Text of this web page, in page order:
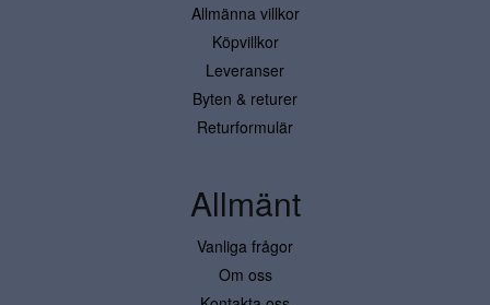
Allmänna villkor
Köpvillkor
Leveranser
Byten & returer
Returformulär
Allmänt
Vanliga frågor
Om oss